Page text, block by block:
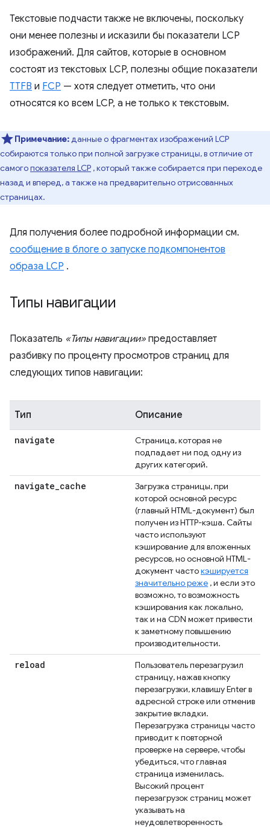
Текстовые подчасти также не включены, поскольку
они менее полезны и исказили бы показатели LCP
изображений. Для сайтов, которые в основном
состоят из текстовых LCP, полезны общие показатели
TTFB и FCP — хотя следует отметить, что они
относятся ко всем LCP, а не только к текстовым.
Примечание:данные о фрагментах изображений LCP
собираются только при полной загрузке страницы, в отличие от
самогопоказателя LCP , который также собирается при переходе
назад и вперед, а также на предварительно отрисованных
страницах.
Для получения более подробной информации см.
сообщение в блоге о запуске подкомпонентов
образа LCP .
Типы навигации
Показатель «Типы навигации» предоставляет
разбивку по проценту просмотров страниц для
следующих типов навигации:
Тип Описание
navigate
Страница, которая не
подпадает ни под одну из
других категорий.
navigate_cache
Загрузка страницы, при
которой основной ресурс
(главный HTML-документ) был
получен из HTTP-кэша. Сайты
часто используют
кэширование для вложенных
ресурсов, но основной HTML-
документ частокэшируется
значительно реже , и если это
возможно, то возможность
кэширования как локально,
так и на CDN может привести
к заметному повышению
производительности.
reload
Пользователь перезагрузил
страницу, нажав кнопку
перезагрузки, клавишу Enter в
адресной строке или отменив
закрытие вкладки.
Перезагрузка страницы часто
приводит к повторной
проверке на сервере, чтобы
убедиться, что главная
страница изменилась.
Высокий процент
перезагрузок страниц может
указывать на
неудовлетворенность